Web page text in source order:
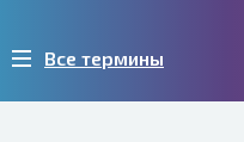
Все термины